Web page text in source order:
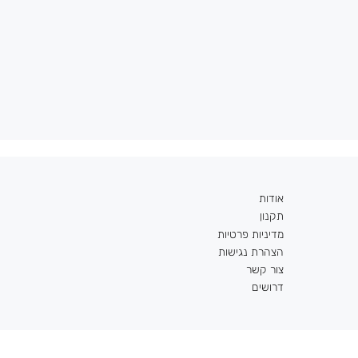
אודות
תקנון
מדיניות פרטיות
הצהרת נגישות
צור קשר
דרושים